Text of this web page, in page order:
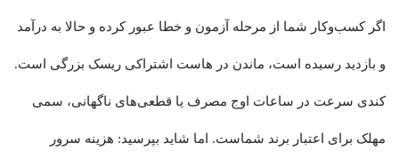
اگر کسب‌وکار شما از مرحله آزمون و خطا عبور کرده و حالا به درآمد
و بازدید رسیده است، ماندن در هاست اشتراکی ریسک بزرگی است.
کندی سرعت در ساعات اوج مصرف یا قطعی‌های ناگهانی، سمی
مهلک برای اعتبار برند شماست. اما شاید بپرسید: هزینه سرور